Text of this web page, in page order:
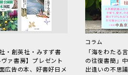
・創英社・みすず書
ァ書房】プレゼント
広告の本、好書好日メ
コラム
「海をわた
の往復書簡」
出逢いの不思